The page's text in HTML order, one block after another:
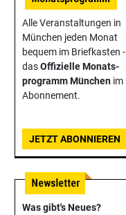
Alle Veranstaltungen in
München jeden Monat
bequem im Briefkasten -
dasOffizielle Monats­
programm München im
Abonnement.
JETZT ABONNIEREN
Was gibt's Neues?